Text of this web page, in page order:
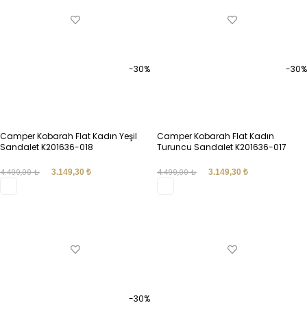
-30%
Camper Kobarah Flat Kadın Yeşil
Sandalet K201636-018
4.499,00₺ 3.149,30 ₺
-30%
Camper Kobarah Flat Kadın
Turuncu Sandalet K201636-017
4.499,00₺ 3.149,30 ₺
-30%